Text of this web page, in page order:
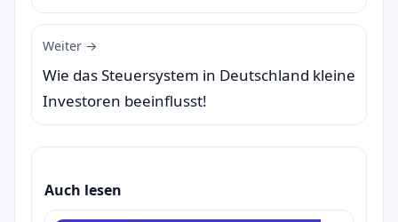
Weiter →
Wie das Steuersystem in Deutschland kleine
Investoren beeinflusst!
Auch lesen